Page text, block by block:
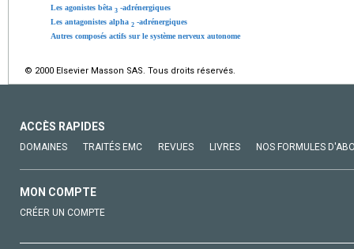
Les agonistes bêta 3 -adrénergiques
Les antagonistes alpha 2 -adrénergiques
Autres composés actifs sur le système nerveux autonome
© 2000 Elsevier Masson SAS. Tous droits réservés.
ACCÈS RAPIDES
DOMAINES TRAITÉS EMC REVUES LIVRES NOS FORMULES
MON COMPTE
CRÉER UN COMPTE